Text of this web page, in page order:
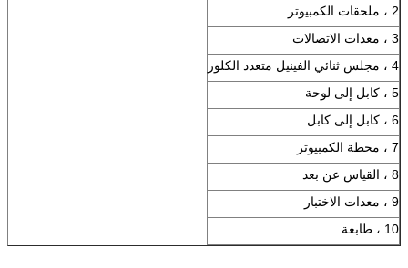
2 ، ملحقات الكمبيوتر
3 ، معدات الاتصالات
4 ، مجلس ثنائي الفينيل متعدد الكلور
5 ، كابل إلى لوحة
6 ، كابل إلى كابل
7 ، محطة الكمبيوتر
8 ، القياس عن بعد
9 ، معدات الاختبار
10 ، طابعة